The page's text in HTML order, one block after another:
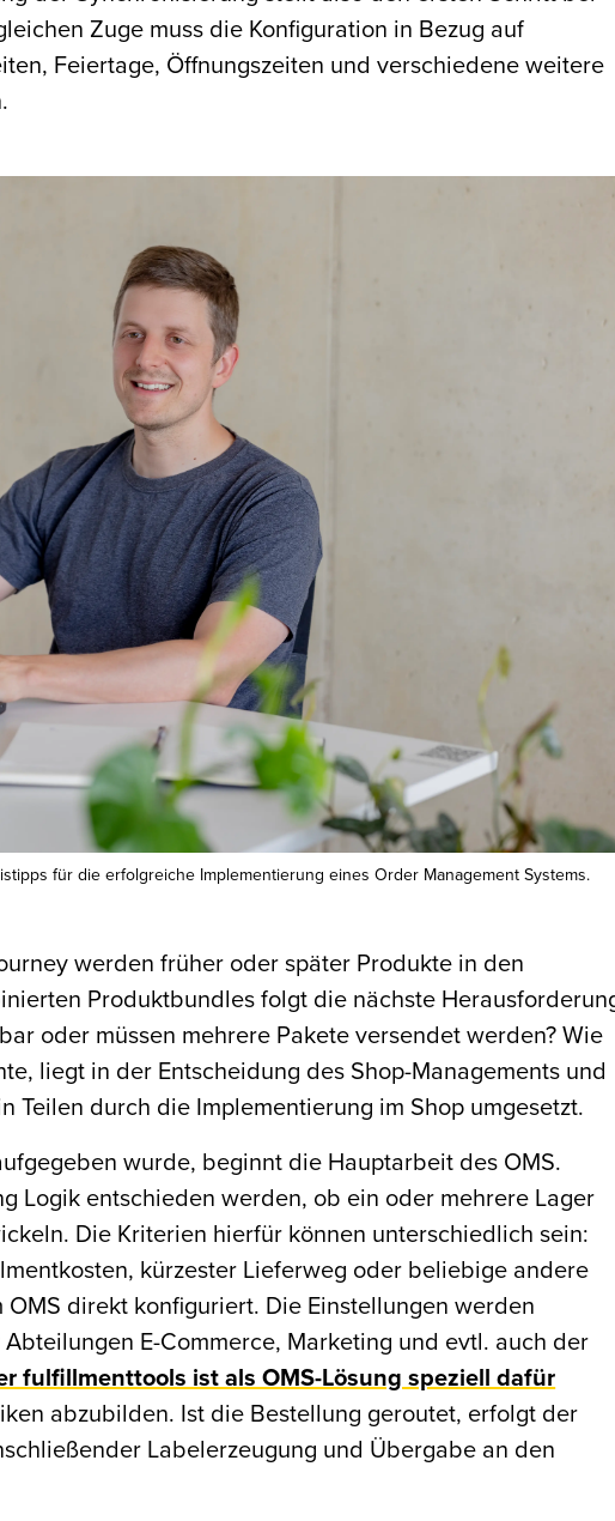
Zuge muss die Konfiguration in Bezug auf
Feiertage, Öffnungszeiten und verschiedene weitere
für die erfolgreiche Implementierung eines Order Management Systems.
werden früher oder später Produkte in den
Produktbundles folgt die nächste
oder müssen mehrere Pakete versendet werden? Wie
liegt in der Entscheidung des Shop-Managements und
Teilen durch die Implementierung im Shop umgesetzt.
wurde, beginnt die Hauptarbeit des OMS.
Logik entschieden werden, ob ein oder mehrere Lager
Die Kriterien hierfür können unterschiedlich sein:
kürzester Lieferweg oder beliebige andere
direkt konfiguriert. Die Einstellungen werden
E-Commerce, Marketing und evtl. auch der
fulfillmenttools ist als OMS-Lösung speziell dafür
abzubilden. Ist die Bestellung geroutet, erfolgt der
Labelerzeugung und Übergabe an den